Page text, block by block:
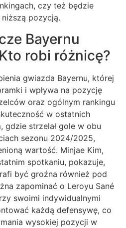
czy też będzie
pozycją.
Bayernu
robi różnicę?
gwiazda Bayernu, której
i wpływa na pozycję
oraz ogólnym rankingu
w ostatnich
gdzie strzelał gole w obu
sezonu 2024/2025,
wartość. Minjae Kim,
spotkaniu, pokazuje,
być groźna również pod
zapominać o Leroyu Sané
swoimi indywidualnymi
każdą defensywę, co
wysokiej pozycji w